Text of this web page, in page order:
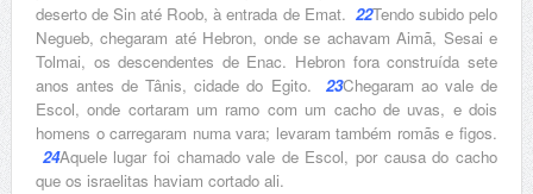
deserto de Sin até Roob, à entrada de Emat. 22Tendo subido pelo
Negueb, chegaram até Hebron, onde se achavam Aimã, Sesai e
Tolmai, os descendentes de Enac. Hebron fora construída sete
anos antes de Tânis, cidade do Egito. 23Chegaram ao vale de
Escol, onde cortaram um ramo com um cacho de uvas, e dois
homens o carregaram numa vara; levaram também romãs e figos.
24Aquele lugar foi chamado vale de Escol, por causa do cacho
que os israelitas haviam cortado ali.